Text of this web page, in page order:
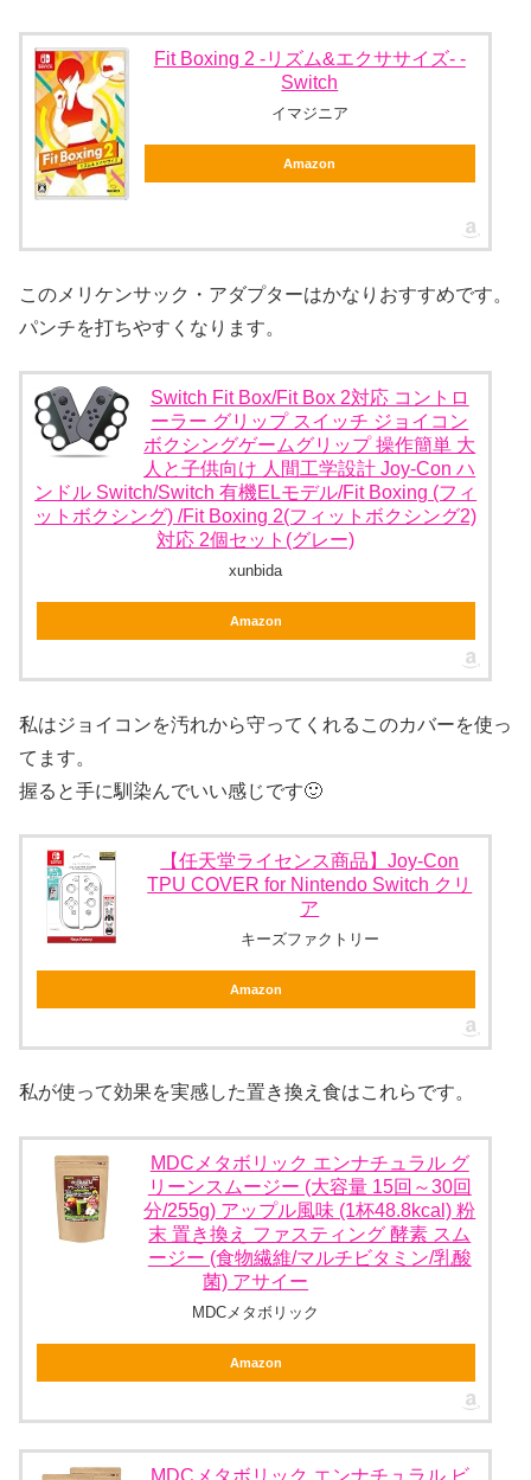
Fit Boxing 2 -リズム&エクササイズ- -
Switch
イマジニア
Amazon
このメリケンサック・アダプターはかなりおすすめです。
パンチを打ちやすくなります。
Switch Fit Box/Fit Box 2対応 コントロ
ーラー グリップ スイッチ ジョイコン
ボクシングゲームグリップ 操作簡単 大
人と子供向け 人間工学設計 Joy-Con ハ
ンドル Switch/Switch 有機ELモデル/Fit Boxing (フィ
ットボクシング) /Fit Boxing 2(フィットボクシング2)
対応 2個セット(グレー)
xunbida
Amazon
私はジョイコンを汚れから守ってくれるこのカバーを使っ
てます。
握ると手に馴染んでいい感じです🙂
【任天堂ライセンス商品】Joy-Con
TPU COVER for Nintendo Switch クリ
ア
キーズファクトリー
Amazon
私が使って効果を実感した置き換え食はこれらです。
MDCメタボリック エンナチュラル グ
リーンスムージー (大容量 15回～30回
分/255g) アップル風味 (1杯48.8kcal) 粉
末 置き換え ファスティング 酵素 スム
ージー (食物繊維/マルチビタミン/乳酸
菌) アサイー
MDCメタボリック
Amazon